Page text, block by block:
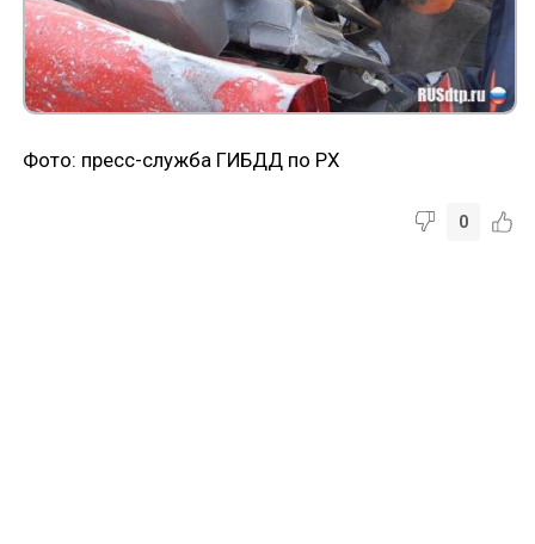
Фото: пресс-служба ГИБДД по РХ
0